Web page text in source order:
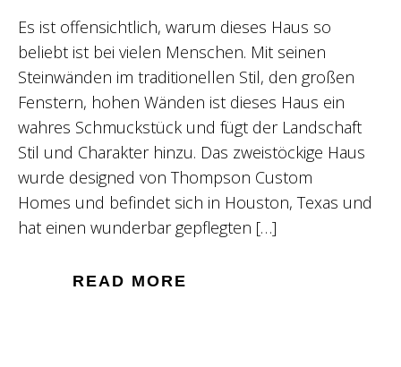
Es ist offensichtlich, warum dieses Haus so
beliebt ist bei vielen Menschen. Mit seinen
Steinwänden im traditionellen Stil, den großen
Fenstern, hohen Wänden ist dieses Haus ein
wahres Schmuckstück und fügt der Landschaft
Stil und Charakter hinzu. Das zweistöckige Haus
wurde designed von Thompson Custom
Homes und befindet sich in Houston, Texas und
hat einen wunderbar gepflegten […]
READ MORE